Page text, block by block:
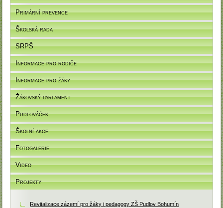
Primární prevence
Školská rada
SRPŠ
Informace pro rodiče
Informace pro žáky
Žákovský parlament
Pudlováček
Školní akce
Fotogalerie
Video
Projekty
Revitalizace zázemí pro žáky i pedagogy ZŠ Pudlov Bohumín